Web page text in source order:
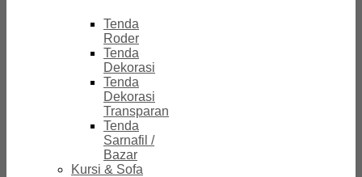
Tenda
Roder
Tenda
Dekorasi
Tenda
Dekorasi
Transparan
Tenda
Sarnafil /
Bazar
Kursi & Sofa